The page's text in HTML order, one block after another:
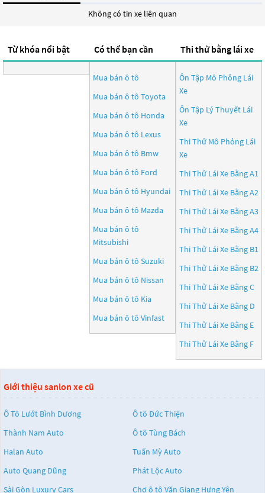
Không có tin xe liên quan
Từ khóa nổi bật Có thể bạn cần
Mua bán ô tô
Mua bán ô tô Toyota
Mua bán ô tô Honda
Mua bán ô tô Lexus
Mua bán ô tô Bmw
Mua bán ô tô Ford
Mua bán ô tô Hyundai
Mua bán ô tô Mazda
Mua bán ô tô
Mitsubishi
Mua bán ô tô Suzuki
Mua bán ô tô Nissan
Mua bán ô tô Kia
Mua bán ô tô Vinfast
Thi thử bằng lái xe
Ôn Tập Mô Phỏng Lái
Xe
Ôn Tập Lý Thuyết Lái
Xe
Thi Thử Mô Phỏng Lái
Xe
Thi Thử Lái Xe Bằng A1
Thi Thử Lái Xe Bằng A2
Thi Thử Lái Xe Bằng A3
Thi Thử Lái Xe Bằng A4
Thi Thử Lái Xe Bằng B1
Thi Thử Lái Xe Bằng B2
Thi Thử Lái Xe Bằng C
Thi Thử Lái Xe Bằng D
Thi Thử Lái Xe Bằng E
Thi Thử Lái Xe Bằng F
Giới thiệu sanlon xe cũ
Ô Tô Lướt Bình Dương
Ô tô Đức Thiện
Thành Nam Auto
Ô tô Tùng Bách
Halan Auto
Tuấn Mỳ Auto
Auto Quang Dũng
Phát Lộc Auto
Sài Gòn Luxury Cars
Chợ ô tô Văn Giang Hưng Yên